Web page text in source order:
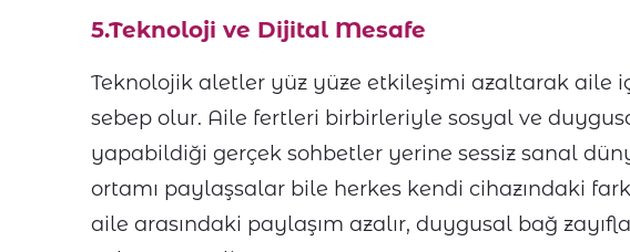
5.Teknoloji ve Dijital Mesafe
Teknolojik aletler yüz yüze etkileşimi azaltarak aile
sebep olur. Aile fertleri birbirleriyle sosyal ve
yapabildiği gerçek sohbetler yerine sessiz sanal
ortamı paylaşsalar bile herkes kendi cihazındaki
aile arasındaki paylaşım azalır, duygusal bağ